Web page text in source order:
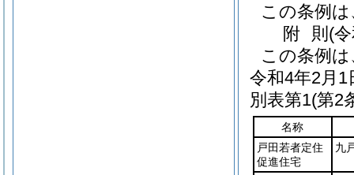
この条例
附 則 (
この条例
令和4年2月
別表第1(第2
名称
戸田若者定住
促進住宅
九